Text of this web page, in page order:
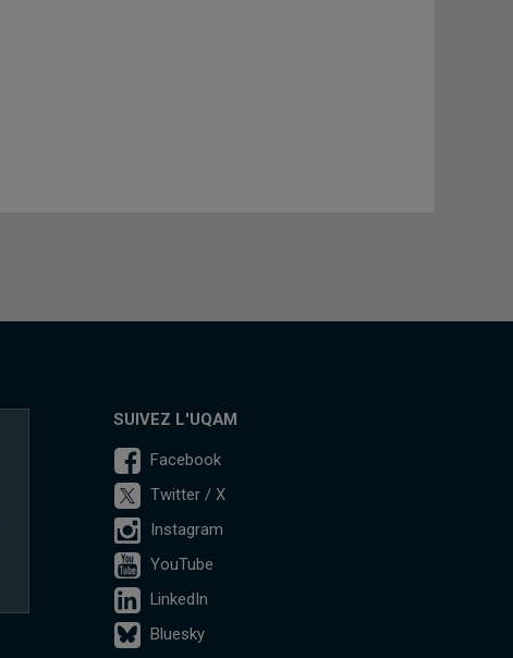
SUIVEZ L'UQAM
Facebook
Twitter / X
Instagram
YouTube
LinkedIn
Bluesky